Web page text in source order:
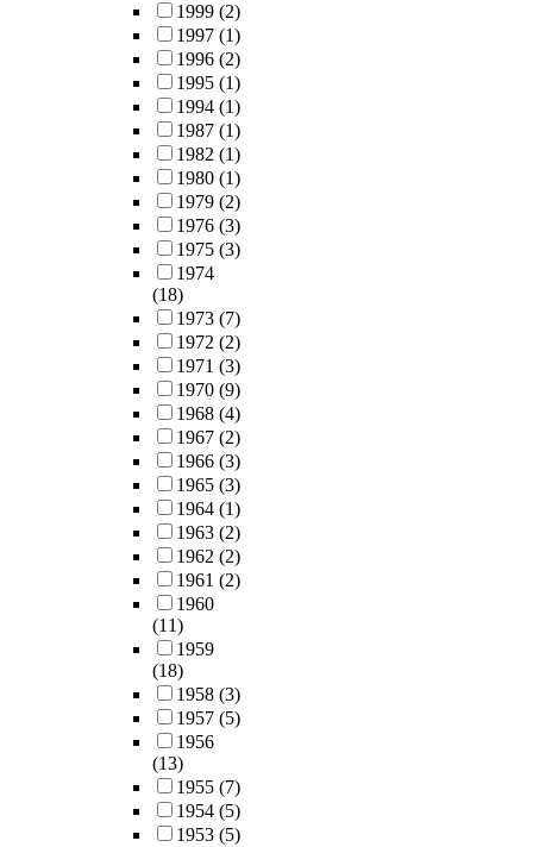
1999 (2)
1997 (1)
1996 (2)
1995 (1)
1994 (1)
1987 (1)
1982 (1)
1980 (1)
1979 (2)
1976 (3)
1975 (3)
1974
(18)
1973 (7)
1972 (2)
1971 (3)
1970 (9)
1968 (4)
1967 (2)
1966 (3)
1965 (3)
1964 (1)
1963 (2)
1962 (2)
1961 (2)
1960
(11)
1959
(18)
1958 (3)
1957 (5)
1956
(13)
1955 (7)
1954 (5)
1953 (5)